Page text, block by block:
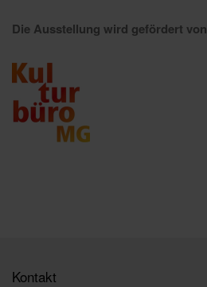
Die Ausstellung wird gefördert von
Kontakt